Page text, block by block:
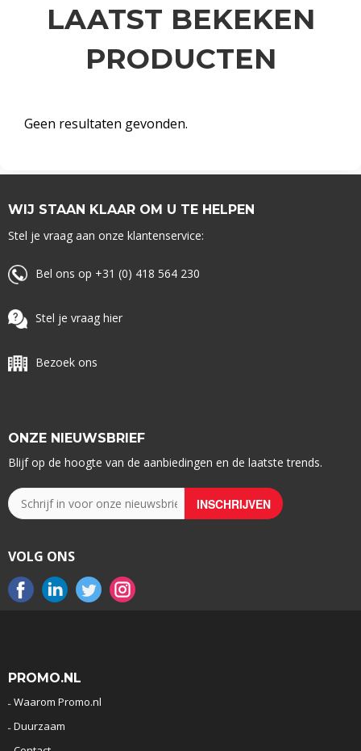
LAATST BEKEKEN
PRODUCTEN
Geen resultaten gevonden.
WIJ STAAN KLAAR OM U TE HELPEN
Stel je vraag aan onze klantenservice:
Bel ons op +31 (0) 418 564 230
Stel je vraag hier
Bezoek ons
ONZE NIEUWSBRIEF
Blijf op de hoogte van de aanbiedingen en de laatste trends.
VOLG ONS
PROMO.NL
Waarom Promo.nl
Duurzaam